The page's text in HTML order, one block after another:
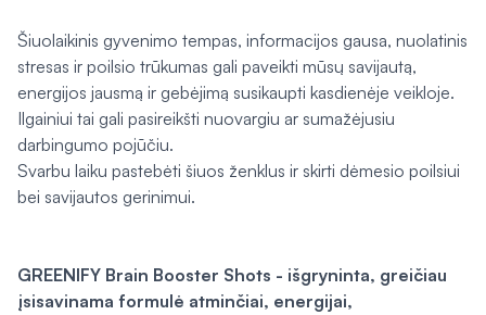
Šiuolaikinis gyvenimo tempas, informacijos gausa, nuolatinis
stresas ir poilsio trūkumas gali paveikti mūsų savijautą,
energijos jausmą ir gebėjimą susikaupti kasdienėje veikloje.
Ilgainiui tai gali pasireikšti nuovargiu ar sumažėjusiu
darbingumo pojūčiu.
Svarbu laiku pastebėti šiuos ženklus ir skirti dėmesio poilsiui
bei savijautos gerinimui.
GREENIFY Brain Booster Shots - išgryninta, greičiau
įsisavinama formulė atminčiai, energijai,